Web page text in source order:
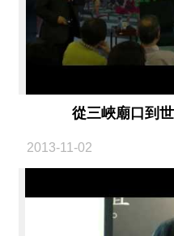
從三峽廟口到
2013-11-02